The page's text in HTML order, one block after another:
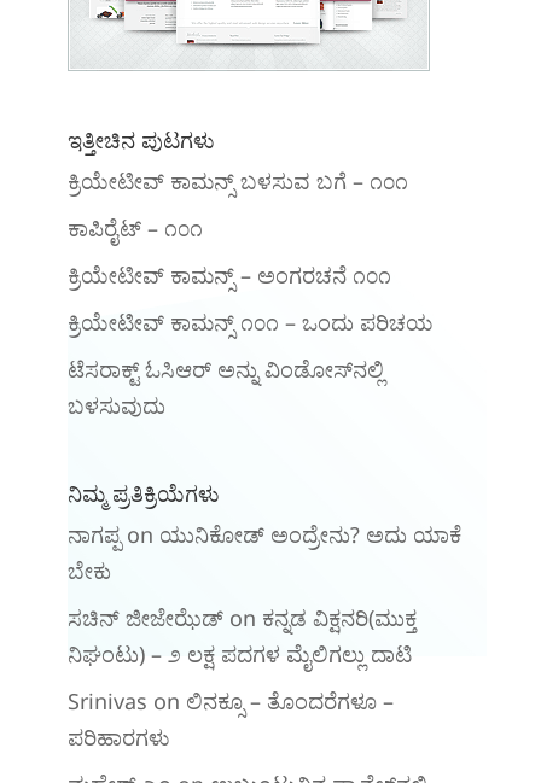
ಇತ್ತೀಚಿನ ಪುಟಗಳು
ಕ್ರಿಯೇಟೀವ್ ಕಾಮನ್ಸ್ ಬಳಸುವ ಬಗೆ – ೧೦೧
ಕಾಪಿರೈಟ್ – ೧೦೧
ಕ್ರಿಯೇಟೀವ್ ಕಾಮನ್ಸ್ – ಅಂಗರಚನೆ ೧೦೧
‍ಕ್ರಿಯೇಟೀವ್ ಕಾಮನ್ಸ್ ೧೦೧‌ – ಒಂದು ಪರಿಚಯ
ಟೆಸರಾಕ್ಟ್ ಓಸಿಆರ್ ಅನ್ನು ವಿಂಡೋಸ್‌ನಲ್ಲಿ
ಬಳಸುವುದು
ನಿಮ್ಮ ಪ್ರತಿಕ್ರಿಯೆಗಳು
ನಾಗಪ್ಪon ಯುನಿಕೋಡ್ ಅಂದ್ರೇನು? ಅದು ಯಾಕೆ
ಬೇಕು
ಸಚಿನ್ ಜೀಜೇಝೆಡ್on ಕನ್ನಡ ವಿಕ್ಷನರಿ‌(ಮುಕ್ತ
ನಿಘಂಟು) – ೨ ಲಕ್ಷ ಪದಗಳ ಮೈಲಿಗಲ್ಲು ದಾಟಿ
Srinivas on ಲಿನಕ್ಸೂ – ತೊಂದರೆಗಳೂ –
ಪರಿಹಾರಗಳು